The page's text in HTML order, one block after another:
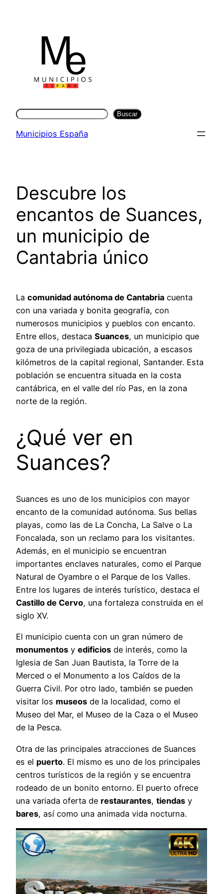
contenido
Buscar Buscar
Municipios España
Descubre los
encantos de Suances,
un municipio de
Cantabria único
La comunidad autónoma de Cantabria cuenta
con una variada y bonita geografía, con
numerosos municipios y pueblos con encanto.
Entre ellos, destaca Suances, un municipio que
goza de una privilegiada ubicación, a escasos
kilómetros de la capital regional, Santander. Esta
población se encuentra situada en la costa
cantábrica, en el valle del río Pas, en la zona
norte de la región.
¿Qué ver en
Suances?
Suances es uno de los municipios con mayor
encanto de la comunidad autónoma. Sus bellas
playas, como las de La Concha, La Salve o La
Foncalada, son un reclamo para los visitantes.
Además, en el municipio se encuentran
importantes enclaves naturales, como el Parque
Natural de Oyambre o el Parque de los Valles.
Entre los lugares de interés turístico, destaca el
Castillo de Cervo, una fortaleza construida en el
siglo XV.
El municipio cuenta con un gran número de
monumentos y edificios de interés, como la
Iglesia de San Juan Bautista, la Torre de la
Merced o el Monumento a los Caídos de la
Guerra Civil. Por otro lado, también se pueden
visitar los museos de la localidad, como el
Museo del Mar, el Museo de la Caza o el Museo
de la Pesca.
Otra de las principales atracciones de Suances
es el puerto. El mismo es uno de los principales
centros turísticos de la región y se encuentra
rodeado de un bonito entorno. El puerto ofrece
una variada oferta de restaurantes, tiendas y
bares, así como una animada vida nocturna.